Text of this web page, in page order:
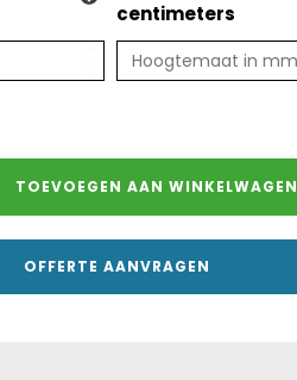
centimeters
TOEVOEGEN AAN WINKELWAGEN
OFFERTE AANVRAGEN